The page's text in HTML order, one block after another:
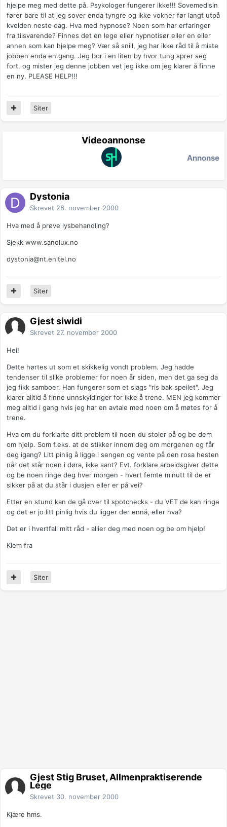
hjelpe meg med dette på. Psykologer fungerer ikke!!! Sovemedisin
fører bare til at jeg sover enda tyngre og ikke vokner før langt utpå
kvelden neste dag. Hva med hypnose? Noen som har erfaringer
fra tilsvarende? Finnes det en lege eller hypnotisør eller en eller
annen som kan hjelpe meg? Vær så snill, jeg har ikke råd til å miste
jobben enda en gang. Jeg bor i en liten by hvor tung sprer seg
fort, og mister jeg denne jobben vet jeg ikke om jeg klarer å finne
en ny. PLEASE HELP!!!
Siter
Videoannonse
Annonse
Dystonia
Skrevet 26. november 2000
Hva med å prøve lysbehandling?
Sjekk www.sanolux.no
dystonia@nt.enitel.no
Siter
Gjest siwidi
Skrevet 27. november 2000
Hei!
Dette hørtes ut som et skikkelig vondt problem. Jeg hadde
tendenser til slike problemer for noen år siden, men det ga seg da
jeg fikk samboer. Han fungerer som et slags "ris bak speilet". Jeg
klarer alltid å finne unnskyldinger for ikke å trene. MEN jeg kommer
meg alltid i gang hvis jeg har en avtale med noen om å møtes for å
trene.
Hva om du forklarte ditt problem til noen du stoler på og be dem
om hjelp. Som f.eks. at de stikker innom deg om morgenen og får
deg igang? Litt pinlig å ligge i sengen og vente på den rosa hesten
når det står noen i døra, ikke sant? Evt. forklare arbeidsgiver dette
og be noen ringe deg hver morgen - hvert femte minutt til de er
sikker på at du står i dusjen eller er på vei?
Etter en stund kan de gå over til spotchecks - du VET de kan ringe
og det er jo litt pinlig hvis du ligger der ennå, eller hva?
Det er i hvertfall mitt råd - allier deg med noen og be om hjelp!
Klem fra
Siter
Gjest Stig Bruset, Allmenpraktiserende
Lege
Skrevet 30. november 2000
Kjære hms.